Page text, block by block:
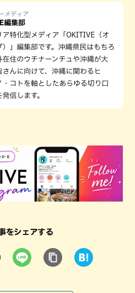
メディア
編集部
ア特化型メディア「OKITIVE（オ
）」編集部です。沖縄県民はもちろ
在住のウチナーンチュや沖縄が大
さんに向けて、沖縄に関わるヒ
・コトを軸としたあらゆる切り口
信します。
をシェアする